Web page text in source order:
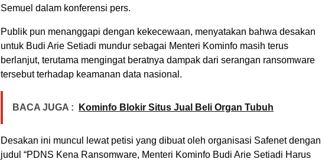
Semuel dalam konferensi pers.
Publik pun menanggapi dengan kekecewaan, menyatakan bahwa desakan
untuk Budi Arie Setiadi mundur sebagai Menteri Kominfo masih terus
berlanjut, terutama mengingat beratnya dampak dari serangan ransomware
tersebut terhadap keamanan data nasional.
BACA JUGA : Kominfo Blokir Situs Jual Beli Organ Tubuh
Desakan ini muncul lewat petisi yang dibuat oleh organisasi Safenet dengan
judul “PDNS Kena Ransomware, Menteri Kominfo Budi Arie Setiadi Harus